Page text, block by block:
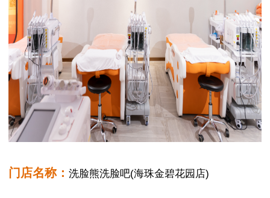
门店名称： 洗脸熊洗脸吧(海珠金碧花园店)